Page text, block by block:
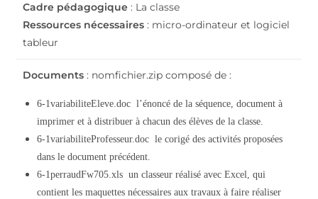
Cadre pédagogique : La classe
Ressources nécessaires : micro-ordinateur et logiciel
tableur
Documents : nomfichier.zip composé de :
6-1variabiliteEleve.doc  l’énoncé de la séquence, document à
imprimer et à distribuer à chacun des élèves de la classe.
6-1variabiliteProfesseur.doc  le corigé des activités proposées
dans le document précédent.
6-1perraudFw705.xls  un classeur réalisé avec Excel, qui
contient les maquettes nécessaires aux travaux à faire réaliser